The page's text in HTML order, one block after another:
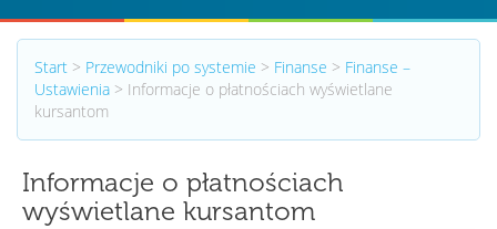
Start > Przewodniki po systemie > Finanse > Finanse –
Ustawienia > Informacje o płatnościach wyświetlane
kursantom
Informacje o płatnościach
wyświetlane kursantom